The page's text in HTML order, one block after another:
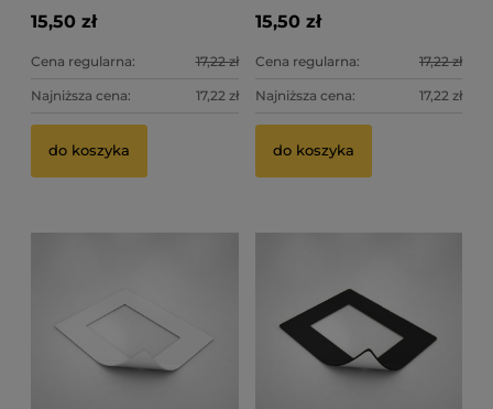
15,50 zł
Cena regularna: 17,22 zł
Najniższa cena: 17,22 zł
do koszyka
15,50 zł
Cena regularna: 17,22 zł
Najniższa cena: 17,22 zł
do koszyka